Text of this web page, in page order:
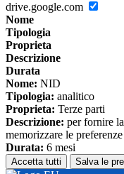
drive.google.com
Nome
Tipologia
Proprieta
Descrizione
Durata
Nome: NID
Tipologia: analitico
Proprieta: Terze parti
Descrizione: per fornire
memorizzare le
Durata: 6 mesi
Accetta tutti Salva le